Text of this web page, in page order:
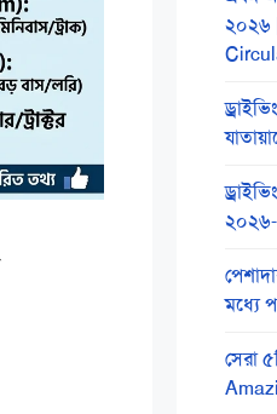
২০২৬
মধ্যে
সেরা